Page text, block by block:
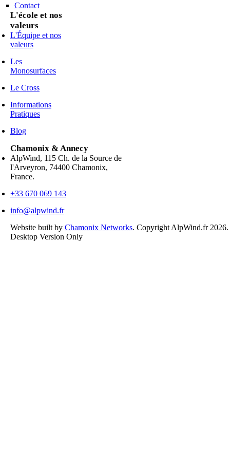
Contact
L'école et nos
valeurs
L'Équipe et nos
valeurs
Les
Monosurfaces
Le Cross
Informations
Pratiques
Blog
Chamonix & Annecy
AlpWind, 115 Ch. de la Source de
l'Arveyron, 74400 Chamonix,
France.
+33 670 069 143
info@alpwind.fr
Website built by Chamonix Networks. Copyright AlpWind.fr 2026.
Desktop Version Only